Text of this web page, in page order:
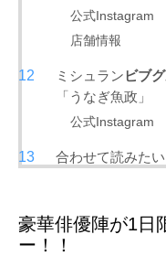
公式Instagram
店舗情報
ミシュラン ビブ
「うなぎ魚政」
公式Instagram
合わせて読みたい
豪華俳優陣が1日
ー！！